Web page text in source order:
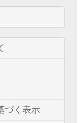
づく表示